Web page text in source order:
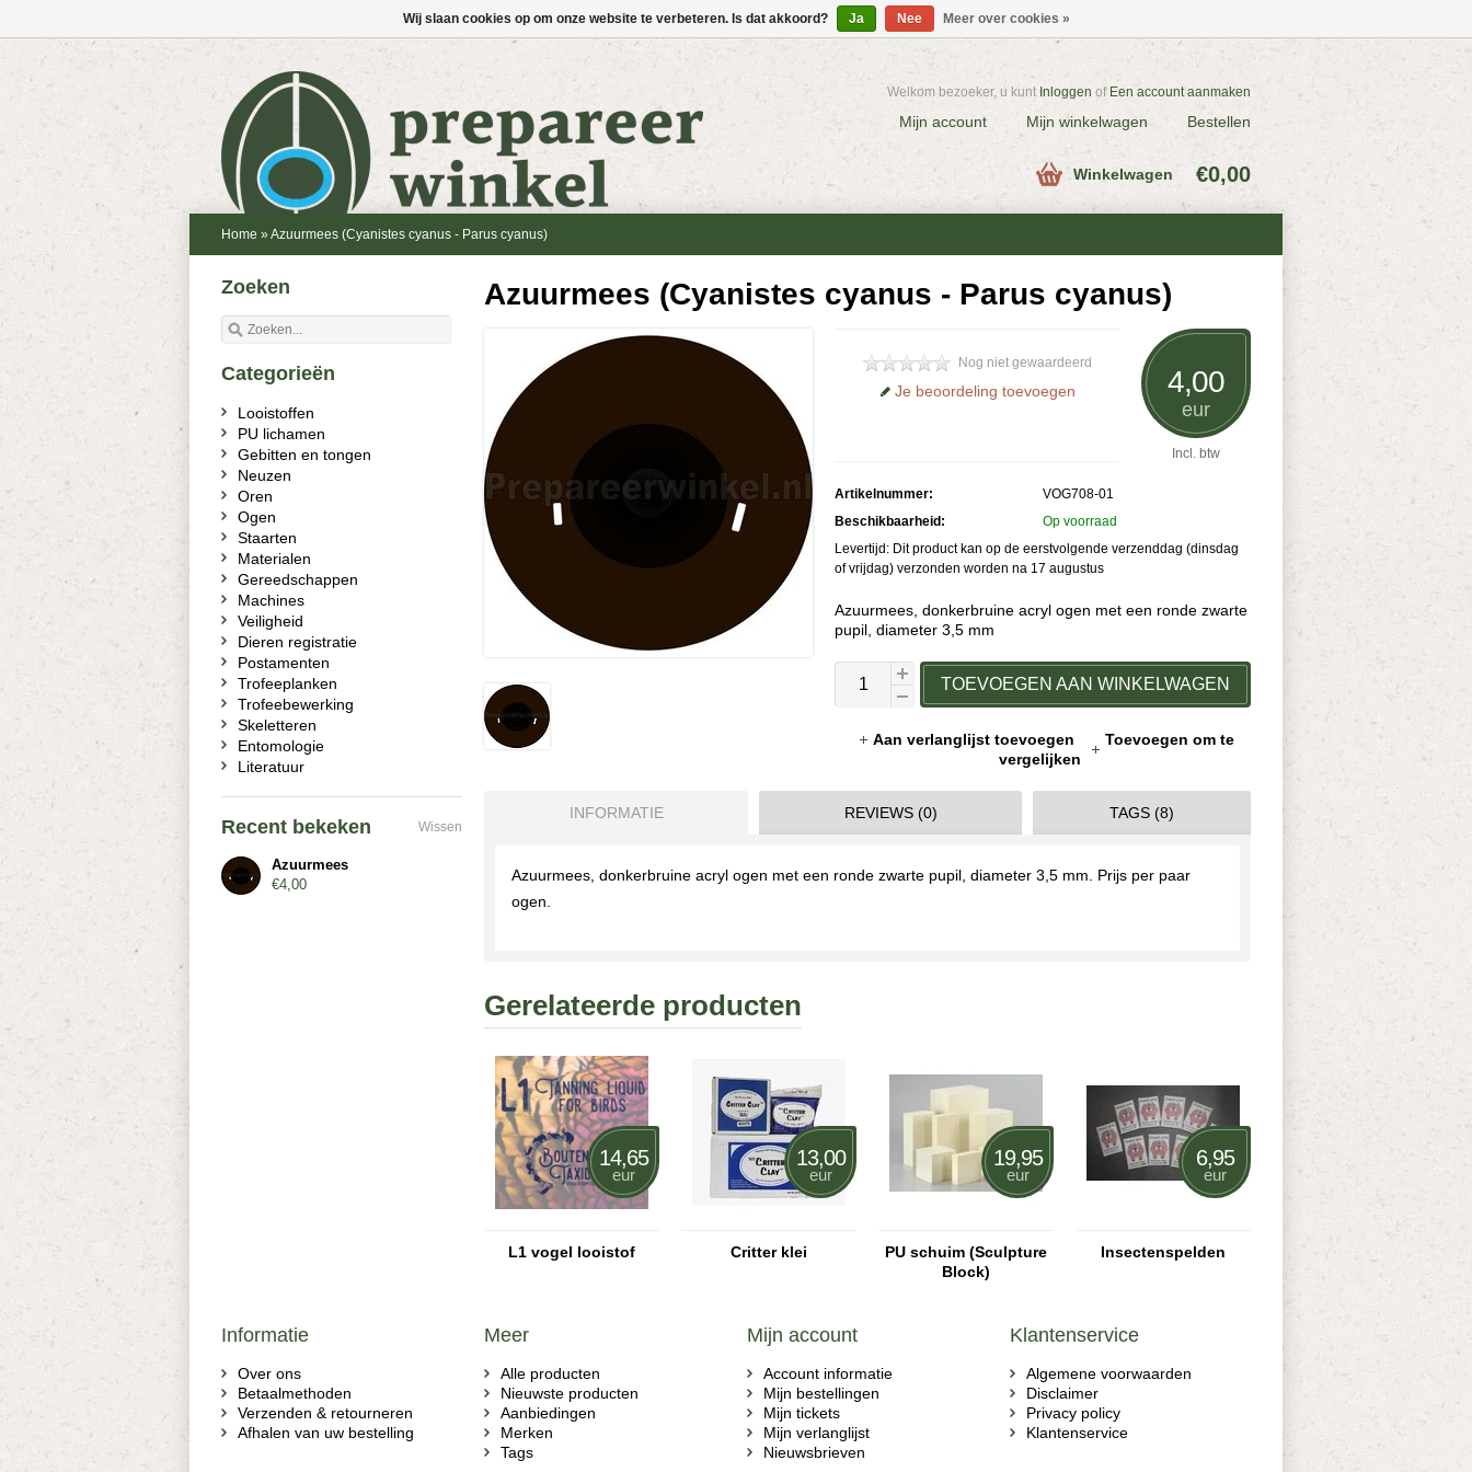
Welkom bezoeker, u kunt Inloggen of Een account aanmaken
Mijn account Mijn winkelwagen Bestellen
Winkelwagen €0,00
Home » Azuurmees (Cyanistes cyanus - Parus cyanus)
Azuurmees (Cyanistes cyanus - Parus cyanus)
4,00
eur
Incl. btw
Nog niet gewaardeerd
Je beoordeling toevoegen
Artikelnummer:
VOG708-01
Beschikbaarheid:
Op voorraad
Levertijd: Dit product kan op de eerstvolgende verzenddag (dinsdag
of vrijdag) verzonden worden na 17 augustus
Azuurmees, donkerbruine acryl ogen met een ronde zwarte
pupil, diameter 3,5 mm
TOEVOEGEN AAN WINKELWAGEN
Aan verlanglijst toevoegen
Toevoegen om te
vergelijken
INFORMATIE REVIEWS (0) TAGS (8)
Azuurmees, donkerbruine acryl ogen met een ronde zwarte pupil, diameter 3,5 mm. Prijs per paar
ogen.
Gerelateerde producten
14,65
eur
L1 vogel looistof
13,00
eur
Critter klei
19,95
eur
PU schuim (Sculpture
Block)
6,95
eur
Insectenspelden
Zoeken
Categorieën
Looistoffen
PU lichamen
Gebitten en tongen
Neuzen
Oren
Ogen
Staarten
Materialen
Gereedschappen
Machines
Veiligheid
Dieren registratie
Postamenten
Trofeeplanken
Trofeebewerking
Skeletteren
Entomologie
Literatuur
Recent bekeken Wissen
Azuurmees
€4,00
Informatie
Over ons
Betaalmethoden
Verzenden & retourneren
Afhalen van uw bestelling
Meer
Alle producten
Nieuwste producten
Aanbiedingen
Merken
Tags
Mijn account
Account informatie
Mijn bestellingen
Mijn tickets
Mijn verlanglijst
Nieuwsbrieven
Klantenservice
Algemene voorwaarden
Disclaimer
Privacy policy
Klantenservice
Wij slaan cookies op om onze website te verbeteren. Is dat akkoord? Ja Nee Meer over cookies »